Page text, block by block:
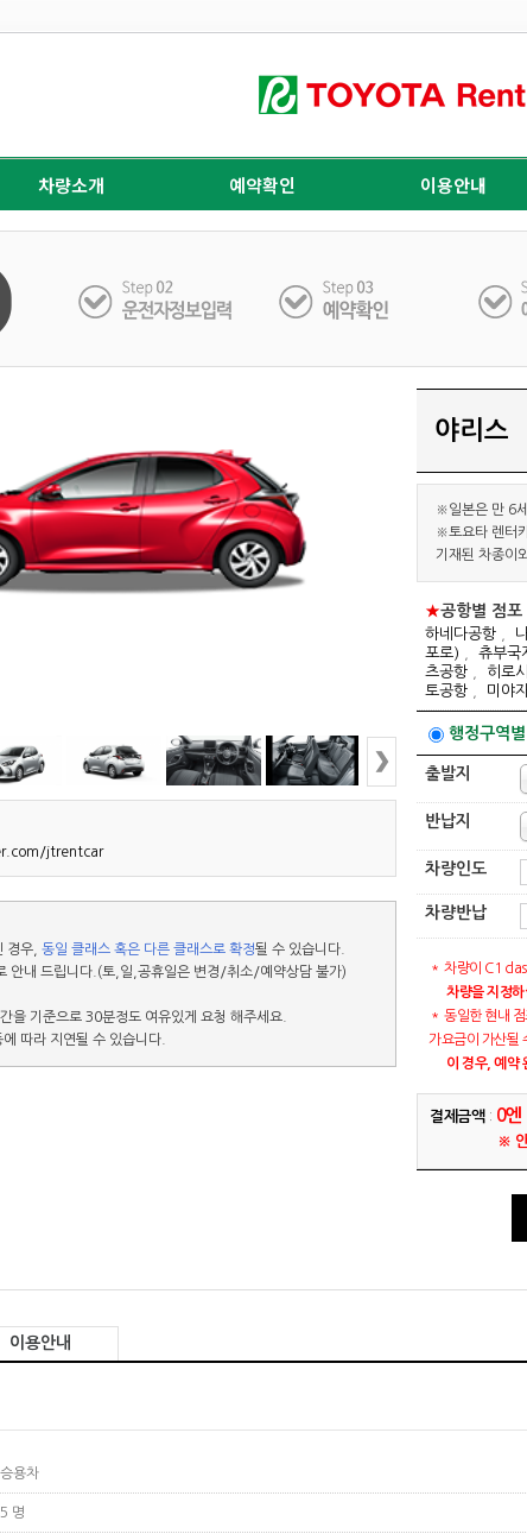
차량소개 예약확인 이용안내
jtrentcar
경우, 동일 클래스 혹은 다른 클래스로 확정될 수 있습니다.
안내 드립니다.(토,일,공휴일은 변경/취소/예약상담 불가)
을 기준으로 30분정도 여유있게 요청 해주세요.
따라 지연될 수 있습니다.
야리스
※일본은 만 6
※토요타 렌터
기재된 차종이
★공항별 점포
하네다공항
포로)
츄부국
츠공항
히로
토공항
미야
행정구역
출발지
반납지
차량인도
차량반납
＊ 차량이 C1
차량을 지정
＊ 동일한 현내
가요금이 가산될
이 경우, 예약
결제금액: 0엔
※ 안
이용안내
승용차
5 명